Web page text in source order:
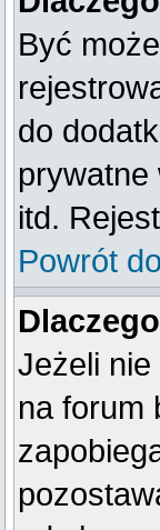
Być
do
prywatne
itd.
Powrót
Jeżeli
na forum